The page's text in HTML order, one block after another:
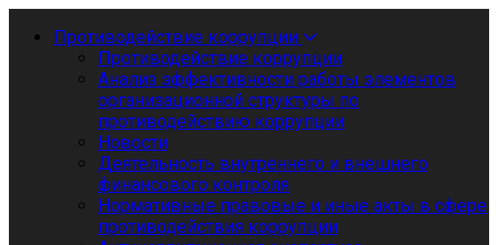
Противодействие коррупции
Противодействие коррупции
Анализ эффективности работы элементов
организационной структуры по
противодействию коррупции
Новости
Деятельность внутреннего и внешнего
финансового контроля
Нормативные правовые и иные акты в сфере
противодействия коррупции